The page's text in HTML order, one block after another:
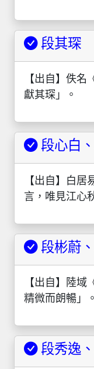
段其琛
【出自】佚名
獻其琛」。
段心白
【出自】白
言，唯見江心
段彬蔚
【出自】陸
精微而朗暢」。
段秀逸